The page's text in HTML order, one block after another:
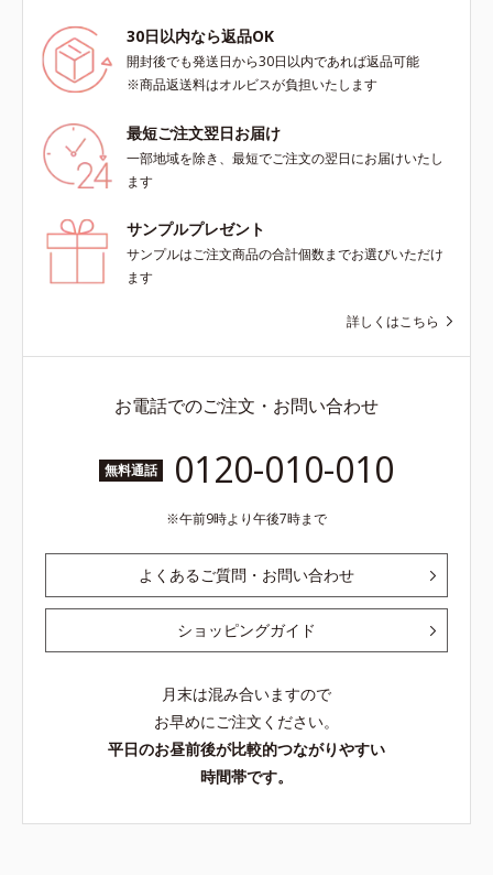
30日以内なら返品OK
開封後でも発送日から30日以内であれば返品可能
※商品返送料はオルビスが負担いたします
最短ご注文翌日お届け
一部地域を除き、最短でご注文の翌日にお届けいたし
ます
サンプルプレゼント
サンプルはご注文商品の合計個数までお選びいただけ
ます
詳しくはこちら
お電話でのご注文・お問い合わせ
無料通話 0120-010-010
午前9時より午後7時まで
よくあるご質問・お問い合わせ
ショッピングガイド
月末は混み合いますので
お早めにご注文ください。
平日のお昼前後が比較的つながりやすい
時間帯です。